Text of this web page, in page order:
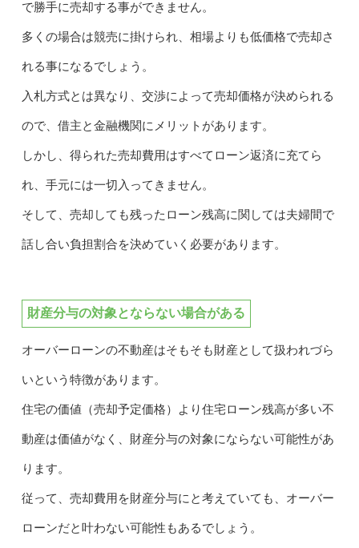
で勝手に売却する事ができません。
多くの場合は競売に掛けられ、相場よりも低価格で売却さ
れる事になるでしょう。
入札方式とは異なり、交渉によって売却価格が決められる
ので、借主と金融機関にメリットがあります。
しかし、得られた売却費用はすべてローン返済に充てら
れ、手元には一切入ってきません。
そして、売却しても残ったローン残高に関しては夫婦間で
話し合い負担割合を決めていく必要があります。
財産分与の対象とならない場合がある
オーバーローンの不動産はそもそも財産として扱われづら
いという特徴があります。
住宅の価値（売却予定価格）より住宅ローン残高が多い不
動産は価値がなく、財産分与の対象にならない可能性があ
ります。
従って、売却費用を財産分与にと考えていても、オーバー
ローンだと叶わない可能性もあるでしょう。